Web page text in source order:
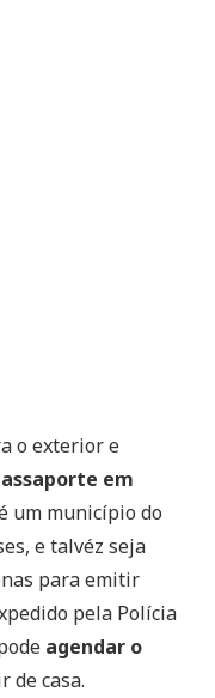
o exterior e
em
um município do
e talvéz seja
para emitir
pela Polícia
agendar o
de casa.